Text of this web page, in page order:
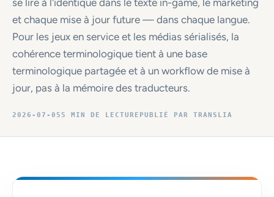
se lire à l'identique dans le texte in-game, le marketing
et chaque mise à jour future — dans chaque langue.
Pour les jeux en service et les médias sérialisés, la
cohérence terminologique tient à une base
terminologique partagée et à un workflow de mise à
jour, pas à la mémoire des traducteurs.
2026-07-055 MIN DE LECTURE PUBLIÉ PAR TRANSLIA